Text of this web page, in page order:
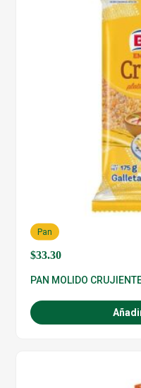
$33.30
Pan
PAN MOLIDO